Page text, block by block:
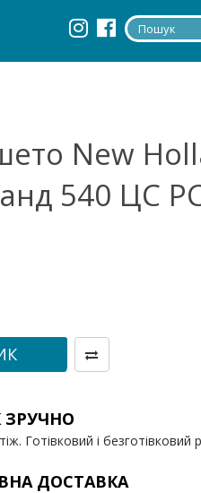
New
540 ЦС
ЗРУЧНО
Готівковий і безготівковий
ДОСТАВКА